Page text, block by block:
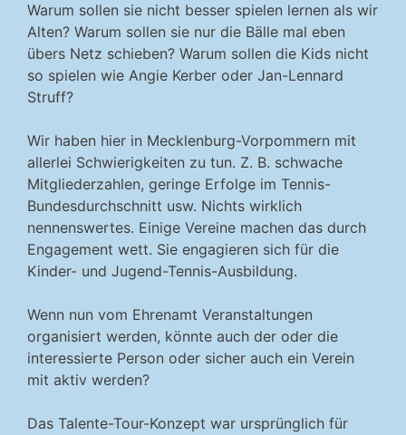
Warum sollen sie nicht besser spielen lernen als wir
Alten? Warum sollen sie nur die Bälle mal eben
übers Netz schieben? Warum sollen die Kids nicht
so spielen wie Angie Kerber oder Jan-Lennard
Struff?
Wir haben hier in Mecklenburg-Vorpommern mit
allerlei Schwierigkeiten zu tun. Z. B. schwache
Mitgliederzahlen, geringe Erfolge im Tennis-
Bundesdurchschnitt usw. Nichts wirklich
nennenswertes. Einige Vereine machen das durch
Engagement wett. Sie engagieren sich für die
Kinder- und Jugend-Tennis-Ausbildung.
Wenn nun vom Ehrenamt Veranstaltungen
organisiert werden, könnte auch der oder die
interessierte Person oder sicher auch ein Verein
mit aktiv werden?
Das Talente-Tour-Konzept war ursprünglich für